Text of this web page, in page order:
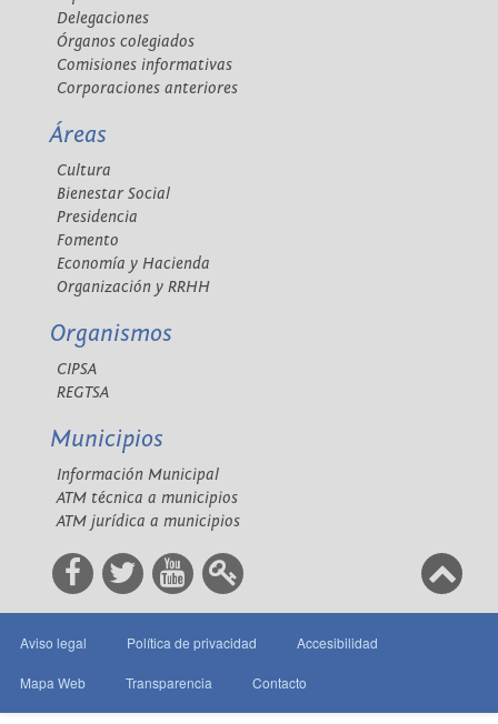
Delegaciones
Órganos colegiados
Comisiones informativas
Corporaciones anteriores
Áreas
Cultura
Bienestar Social
Presidencia
Fomento
Economía y Hacienda
Organización y RRHH
Organismos
CIPSA
REGTSA
Municipios
Información Municipal
ATM técnica a municipios
ATM jurídica a municipios
Aviso legal Política de privacidad Accesibilidad
Mapa Web Transparencia Contacto